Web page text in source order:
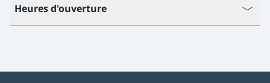
Heures d'ouverture